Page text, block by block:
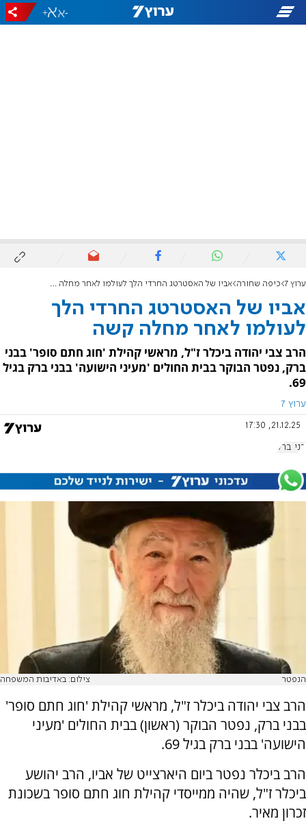
-
+
ערוץ 7 כיפה שחורה אביו של האסטרטג החרדי הלך לעולמו לאחר מחלה קשה
אביו של האסטרטג החרדי הלך
לעולמו לאחר מחלה קשה
הרב צבי יהודה ביכלר ז"ל, מראשי קהילת 'חוג חתם סופר' בבני
ברק, נפטר הבוקר בבית החולים 'מעיני הישועה' בבני ברק בגיל
69.
ערוץ 7
21.12.25, 17:30
בני ברק
הנפטר צילום: באדיבות המשפחה
הרב צבי יהודה ביכלר ז"ל, מראשי קהילת 'חוג חתם סופר'
בבני ברק, נפטר הבוקר (ראשון) בבית החולים 'מעיני
הישועה' בבני ברק בגיל 69.
הרב ביכלר נפטר ביום היארצייט של אביו, הרב יהושע
ביכלר ז"ל, שהיה ממייסדי קהילת חוג חתם סופר בשכונת
זכרון מאיר.